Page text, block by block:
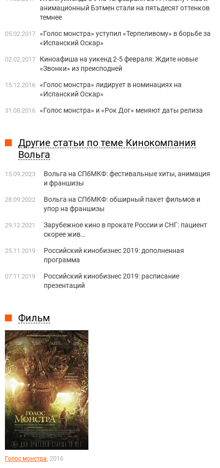
Фильм
Голос монстра, 2016
анимационный Бэтмен стали на пятьдесят оттенков
темнее
05.02.2017 «Голос монстра» уступил «Терпеливому» в борьбе за
«Испанский Оскар»
02.02.2017
Киноафиша на уикенд 2-5 февраля: Ждите новые
«Звонки» из преисподней
15.12.2016 «Голос монстра» лидирует в номинациях на
«Испанский Оскар»
31.08.2016 «Голос монстра» и «Рок Дог» меняют даты релиза
Другие статьи по теме Кинокомпания
Вольга
15.09.2023
Вольга на СПбМКФ: фестивальные хиты, анимация
и франшизы
28.09.2022
Вольга на СПбМКФ: обширный пакет фильмов и
упор на франшизы
29.12.2021
Зарубежное кино в прокате России и СНГ: пациент
скорее жив…
25.11.2019
Российский кинобизнес 2019: дополненная
программа
07.11.2019
Российский кинобизнес 2019: расписание
презентаций